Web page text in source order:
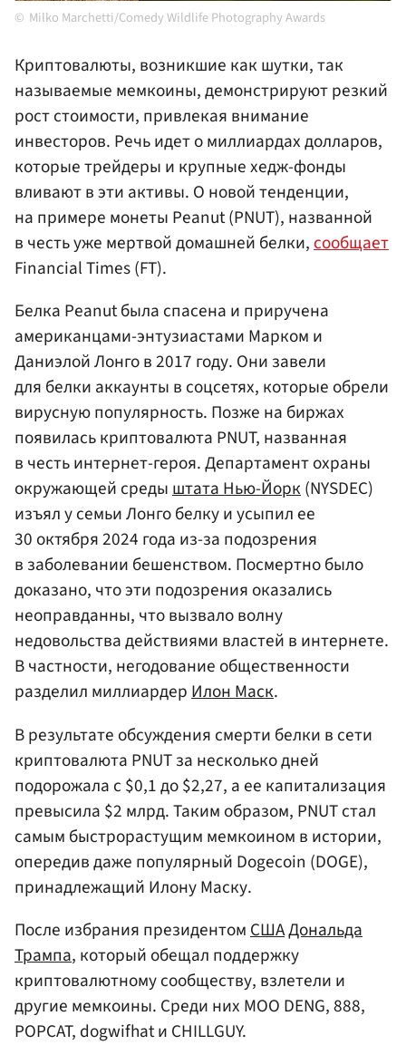
Milko Marchetti/Comedy Wildlife Photography Awards
Криптовалюты, возникшие как шутки, так
называемые мемкоины, демонстрируют резкий
рост стоимости, привлекая внимание
инвесторов. Речь идет о миллиардах долларов,
которые трейдеры и крупные хедж-фонды
вливают в эти активы. О новой тенденции,
на примере монеты Peanut (PNUT), названной
в честь уже мертвой домашней белки,сообщает
Financial Times (FT).
Белка Peanut была спасена и приручена
американцами-энтузиастами Марком и
Даниэлой Лонго в 2017 году. Они завели
для белки аккаунты в соцсетях, которые обрели
вирусную популярность. Позже на биржах
появилась криптовалюта PNUT, названная
в честь интернет-героя. Департамент охраны
окружающей средыштата Нью-Йорк(NYSDEC)
изъял у семьи Лонго белку и усыпил ее
30 октября 2024 года из-за подозрения
в заболевании бешенством. Посмертно было
доказано, что эти подозрения оказались
неоправданны, что вызвало волну
недовольства действиями властей в интернете.
В частности, негодование общественности
разделил миллиардерИлон Маск.
В результате обсуждения смерти белки в сети
криптовалюта PNUT за несколько дней
подорожала с $0,1 до $2,27, а ее капитализация
превысила $2 млрд. Таким образом, PNUT стал
самым быстрорастущим мемкоином в истории,
опередив даже популярный Dogecoin (DOGE),
принадлежащий Илону Маску.
После избрания президентомСШАДональда
Трампа, который обещал поддержку
криптовалютному сообществу, взлетели и
другие мемкоины. Среди них MOO DENG, 888,
POPCAT, dogwifhat и CHILLGUY.